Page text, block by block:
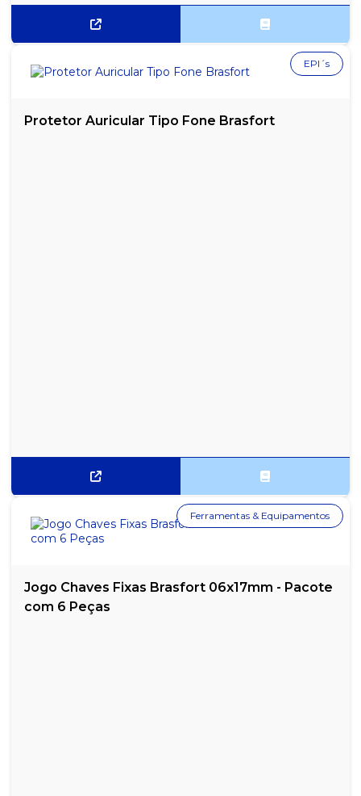
Protetor Auricular Tipo Fone Brasfort
EPI´s
Jogo Chaves Fixas Brasfort 06x17mm - Pacote
com 6 Peças
Ferramentas & Equipamentos